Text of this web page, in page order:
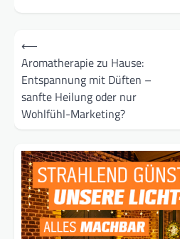
Beitragsnavigation
⟵
Aromatherapie zu Hause:
Entspannung mit Düften –
sanfte Heilung oder nur
Wohlfühl-Marketing?